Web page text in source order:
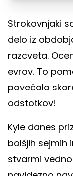
Strokovnjaki
delo iz
razcveta.
evrov. To
povečala
odstotkov!
Kyle danes
bolšjih sejmih
stvarmi